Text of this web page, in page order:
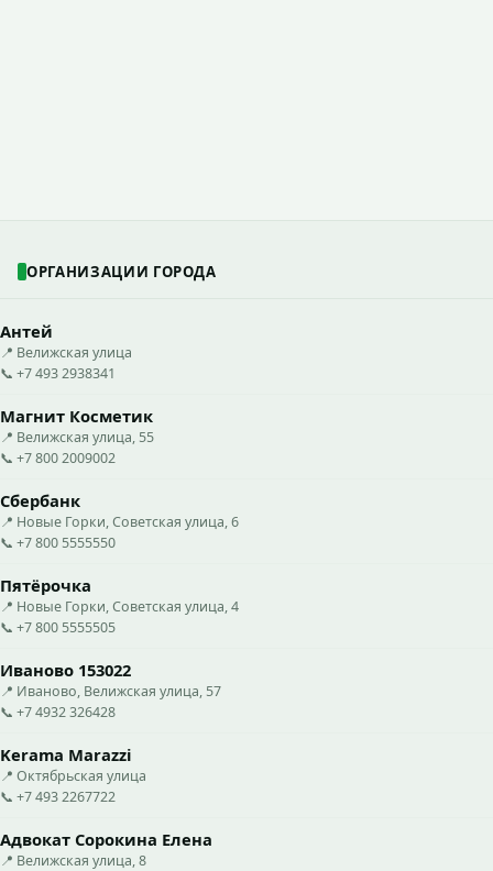
ОРГАНИЗАЦИИ ГОРОДА
Антей
📍 Велижская улица
📞 +7 493 2938341
Магнит Косметик
📍 Велижская улица, 55
📞 +7 800 2009002
Сбербанк
📍 Новые Горки, Советская улица, 6
📞 +7 800 5555550
Пятёрочка
📍 Новые Горки, Советская улица, 4
📞 +7 800 5555505
Иваново 153022
📍 Иваново, Велижская улица, 57
📞 +7 4932 326428
Kerama Marazzi
📍 Октябрьская улица
📞 +7 493 2267722
Адвокат Сорокина Елена
📍 Велижская улица, 8